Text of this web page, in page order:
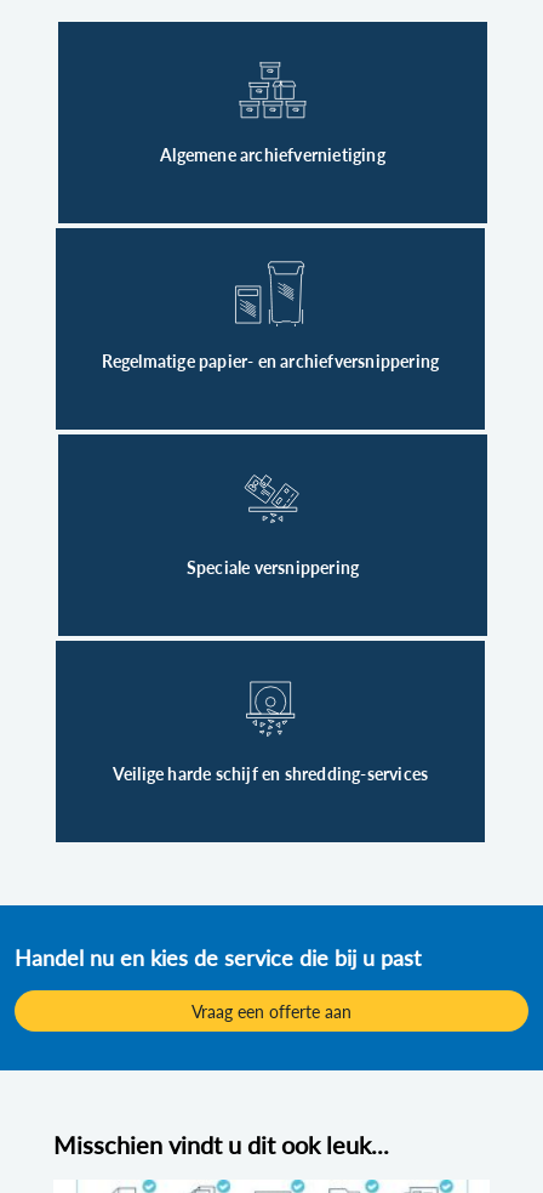
Algemene archiefvernietiging
Regelmatige papier- en archiefversnippering
Speciale versnippering
Veilige harde schijf en shredding-services
Handel nu en kies de service die bij u past
Vraag een offerte aan
Misschien vindt u dit ook leuk...